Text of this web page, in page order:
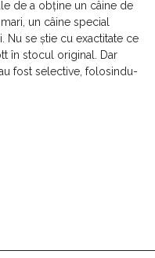
de a obține un câine de
un câine special
Nu se știe cu exactitate ce
în stocul original. Dar
fost selective, folosindu-